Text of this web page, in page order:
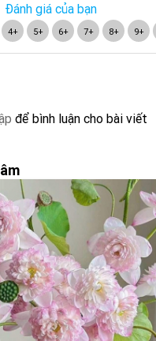
Đánh giá của bạn
4+ 5+ 6+ 7+ 8+ 9+
để bình luận cho bài viết